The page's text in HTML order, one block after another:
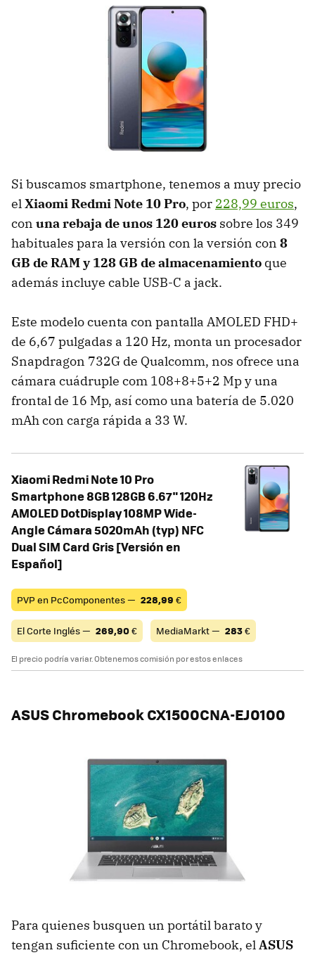
Si buscamos smartphone, tenemos a muy precio
elXiaomi Redmi Note 10 Pro, por 228,99 euros,
con una rebaja de unos 120 euros sobre los 349
habituales para la versión con la versión con 8
GB de RAM y 128 GB de almacenamiento que
además incluye cable USB-C a jack.
Este modelo cuenta con pantalla AMOLED FHD+
de 6,67 pulgadas a 120 Hz, monta un procesador
Snapdragon 732G de Qualcomm, nos ofrece una
cámara cuádruple com 108+8+5+2 Mp y una
frontal de 16 Mp, así como una batería de 5.020
mAh con carga rápida a 33 W.
Xiaomi Redmi Note 10 Pro
Smartphone 8GB 128GB 6.67" 120Hz
AMOLED DotDisplay 108MP Wide-
Angle Cámara 5020mAh (typ) NFC
Dual SIM Card Gris [Versión en
Español]
PVP en PcComponentes — 228,99 €
El Corte Inglés — 269,90€ MediaMarkt — 283€
El precio podría variar. Obtenemos comisión por estos enlaces
ASUS Chromebook CX1500CNA-EJ0100
Para quienes busquen un portátil barato y
tengan suficiente con un Chromebook, elASUS